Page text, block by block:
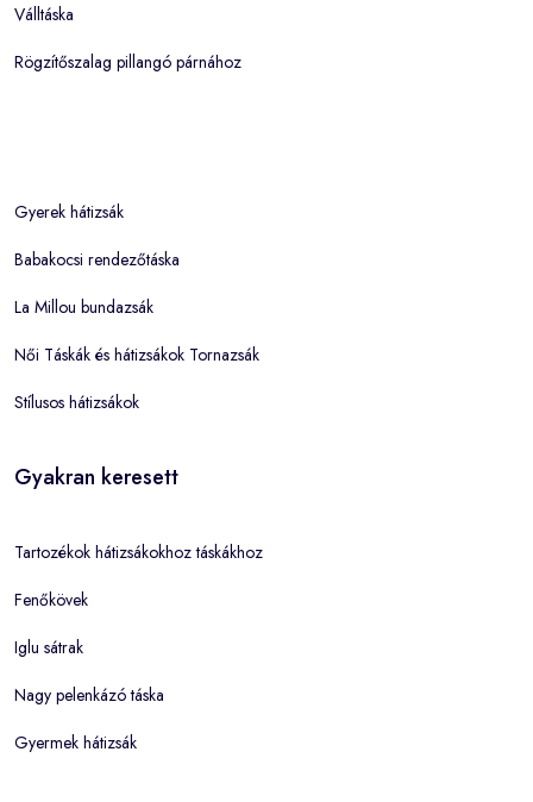
Válltáska
Rögzítőszalag pillangó párnához
Gyerek hátizsák
Babakocsi rendezőtáska
La Millou bundazsák
Női Táskák és hátizsákok Tornazsák
Stílusos hátizsákok
Gyakran keresett
Tartozékok hátizsákokhoz táskákhoz
Fenőkövek
Iglu sátrak
Nagy pelenkázó táska
Gyermek hátizsák